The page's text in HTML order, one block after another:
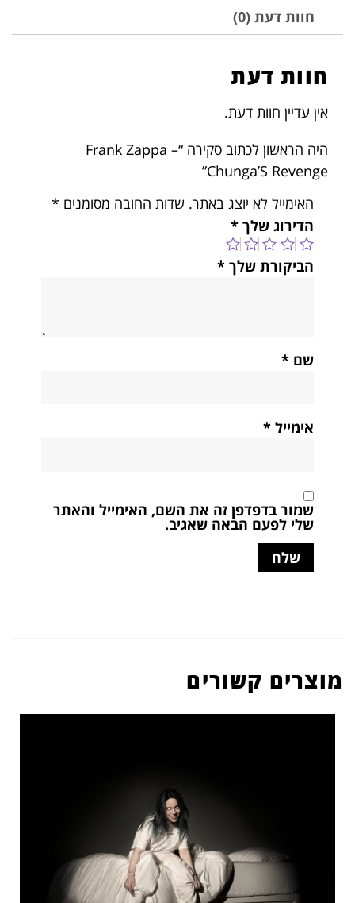
חוות דעת (0)
חוות דעת
אין עדיין חוות דעת.
היה הראשון לכתוב סקירה “Frank Zappa –
Chunga’S Revenge”
האימייל לא יוצג באתר. שדות החובה מסומנים *
הדירוג שלך *
הביקורת שלך *
שם *
אימייל *
שמור בדפדפן זה את השם, האימייל והאתר
שלי לפעם הבאה שאגיב.
מוצרים קשורים